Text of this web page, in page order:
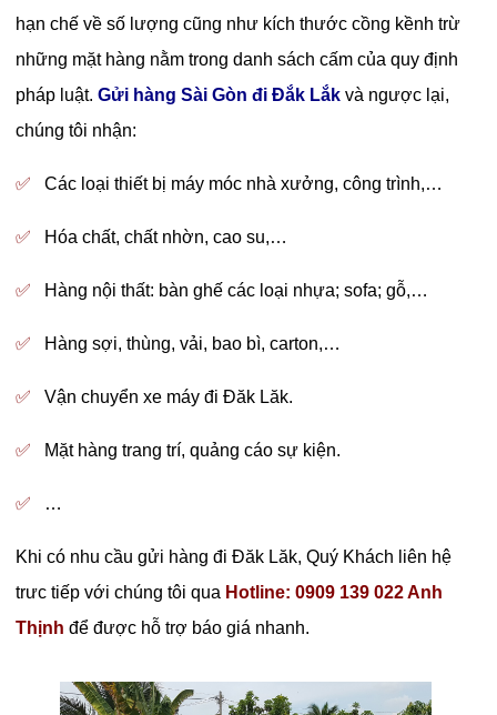
hạn chế về số lượng cũng như kích thước cồng kềnh trừ
những mặt hàng nằm trong danh sách cấm của quy định
pháp luật.Gửi hàng Sài Gòn đi Đắk Lắk và ngược lại,
chúng tôi nhận:
✅ Các loại thiết bị máy móc nhà xưởng, công trình,…
✅ Hóa chất, chất nhờn, cao su,…
✅ Hàng nội thất: bàn ghế các loại nhựa; sofa; gỗ,…
✅ Hàng sợi, thùng, vải, bao bì, carton,…
✅ Vận chuyển xe máy đi Đăk Lăk.
✅ Mặt hàng trang trí, quảng cáo sự kiện.
✅ …
Khi có nhu cầu gửi hàng đi Đăk Lăk, Quý Khách liên hệ
trưc tiếp với chúng tôi qua Hotline: 0909 139 022 Anh
Thịnh để được hỗ trợ báo giá nhanh.